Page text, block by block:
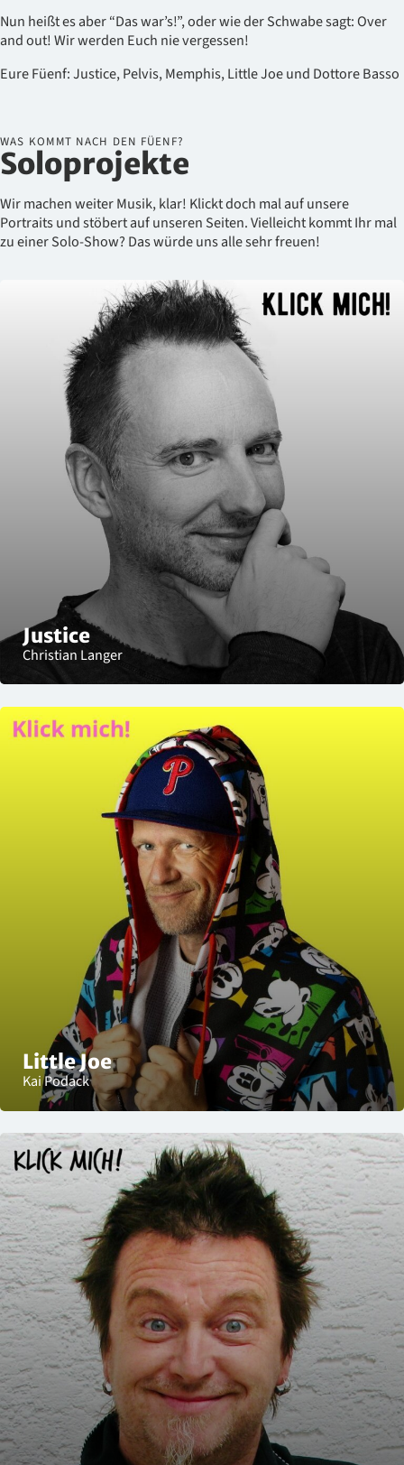
Nun heißt es aber “Das war’s!”, oder wie der Schwabe sagt: Over
and out! Wir werden Euch nie vergessen!
Eure Füenf: Justice, Pelvis, Memphis, Little Joe und Dottore Basso
Soloprojekte
WAS KOMMT NACH DEN FÜENF?
Wir machen weiter Musik, klar! Klickt doch mal auf unsere
Portraits und stöbert auf unseren Seiten. Vielleicht kommt Ihr mal
zu einer Solo-Show? Das würde uns alle sehr freuen!
Justice
Christian Langer
Little Joe
Kai Podack